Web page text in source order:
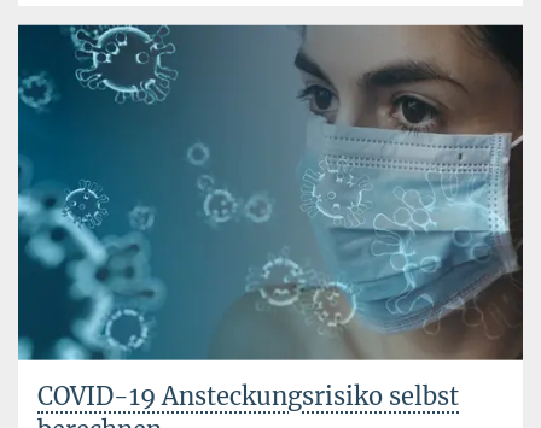
COVID-19 Ansteckungsrisiko selbst